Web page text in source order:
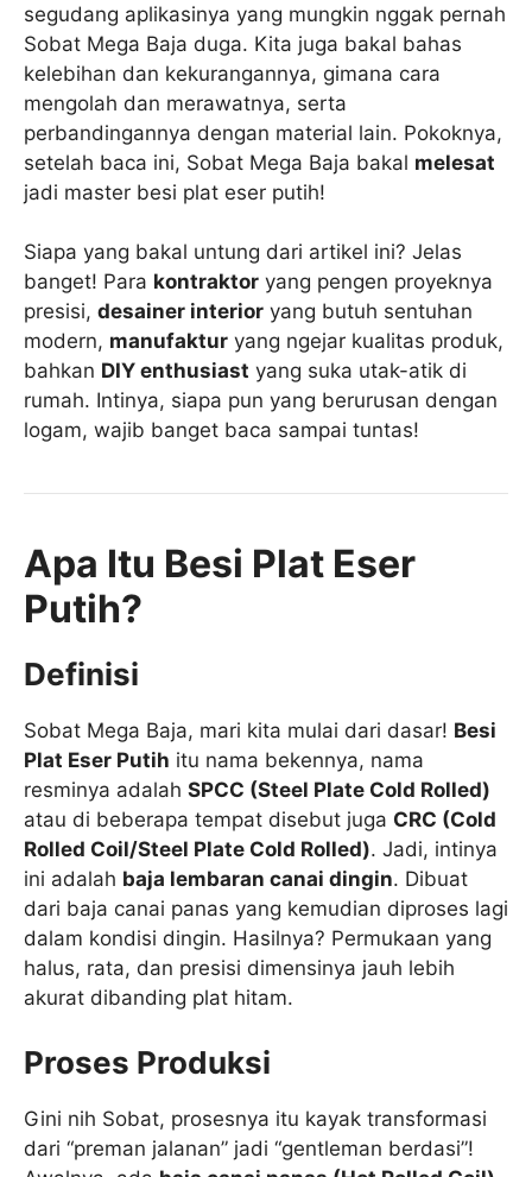
segudang aplikasinya yang mungkin nggak pernah
Sobat Mega Baja duga. Kita juga bakal bahas
kelebihan dan kekurangannya, gimana cara
mengolah dan merawatnya, serta
perbandingannya dengan material lain. Pokoknya,
setelah baca ini, Sobat Mega Baja bakal melesat
jadi master besi plat eser putih!
Siapa yang bakal untung dari artikel ini? Jelas
banget! Para kontraktor yang pengen proyeknya
presisi, desainer interior yang butuh sentuhan
modern, manufaktur yang ngejar kualitas produk,
bahkan DIY enthusiast yang suka utak-atik di
rumah. Intinya, siapa pun yang berurusan dengan
logam, wajib banget baca sampai tuntas!
Apa Itu Besi Plat Eser
Putih?
Definisi
Sobat Mega Baja, mari kita mulai dari dasar! Besi
Plat Eser Putih itu nama bekennya, nama
resminya adalah SPCC (Steel Plate Cold Rolled)
atau di beberapa tempat disebut juga CRC (Cold
Rolled Coil/Steel Plate Cold Rolled). Jadi, intinya
ini adalah baja lembaran canai dingin. Dibuat
dari baja canai panas yang kemudian diproses lagi
dalam kondisi dingin. Hasilnya? Permukaan yang
halus, rata, dan presisi dimensinya jauh lebih
akurat dibanding plat hitam.
Proses Produksi
Gini nih Sobat, prosesnya itu kayak transformasi
dari “preman jalanan” jadi “gentleman berdasi”!